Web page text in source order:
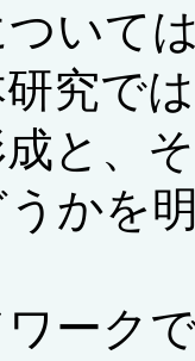
いて
究で
と、
かを
ーク